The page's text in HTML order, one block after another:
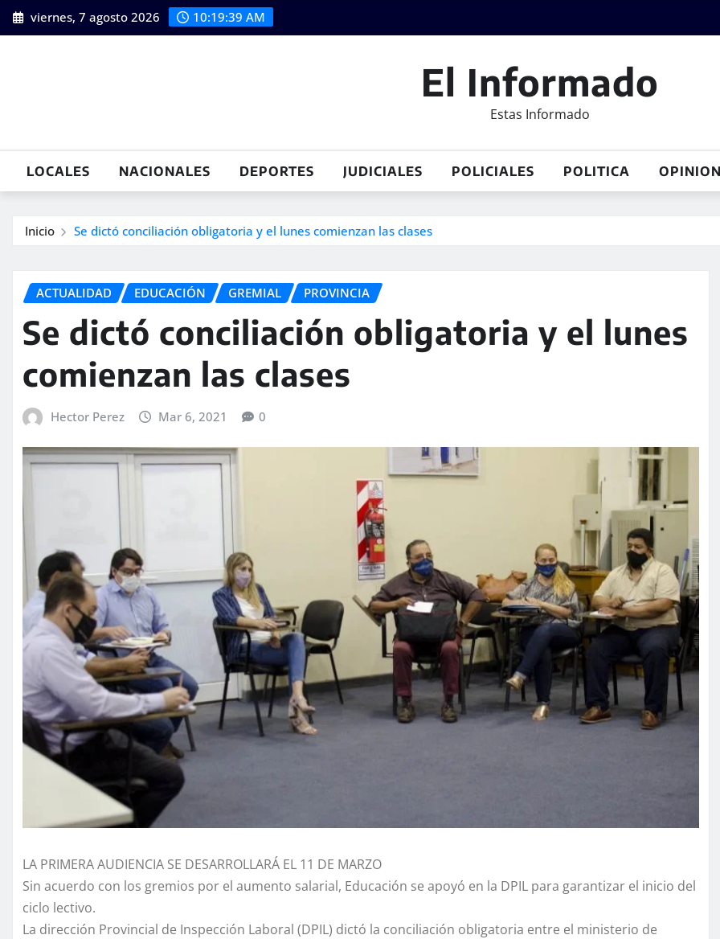
Saltar
al
viernes, 7 agosto 2026 10:19:40 AM
El Informado
Estas Informado
LOCALES NACIONALES DEPORTES JUDICIALES POLICIALES POLITICA OPINION
Inicio Se dictó conciliación obligatoria y el lunes comienzan las clases
ACTUALIDAD EDUCACIÓN GREMIAL PROVINCIA
Se dictó conciliación obligatoria y el lunes
comienzan las clases
Hector Perez Mar 6, 2021 0
LA PRIMERA AUDIENCIA SE DESARROLLARÁ EL 11 DE MARZO
Sin acuerdo con los gremios por el aumento salarial, Educación se apoyó en la DPIL para garantizar el inicio del
ciclo lectivo.
La dirección Provincial de Inspección Laboral (DPIL) dictó la conciliación obligatoria entre el ministerio de